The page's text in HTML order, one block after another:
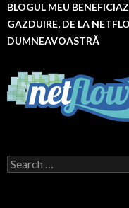
BLOGUL MEU
GAZDUIRE, DE LA
DUMNEAVOASTRĂ
Search
for: